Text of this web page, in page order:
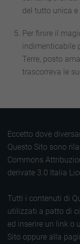
del tutto unica e
Per finire il
indimenticabile
Terre, posto
trascorreva le
Eccetto dove
Questo Sito sono
Commons
derivate 3.0 Italia
Tutti i contenuti di
utilizzati a patto di
ed inserire un link o
Sito oppure alla